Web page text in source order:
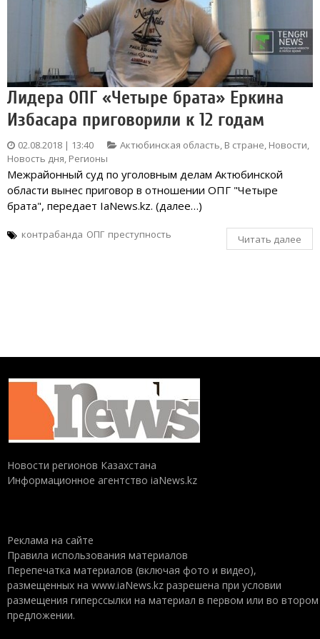
Лидера ОПГ «Четыре брата» Еркина
Избасара приговорили к 12 годам
02.08.2018 | 13:40 Актюбинская область, В стране, Новости,
Новость дня, Регионы
Межрайонный суд по уголовным делам Актюбинской
области вынес приговор в отношении ОПГ "Четыре
брата", передает IaNews.kz. (далее…)
контрабанда ОПГ преступность Читать далее
Новости регионов Казахстана
Информационное агентство iaNews.kz
Реклама на сайте
Правила использования материалов
Перепечатка материалов (включая фото и видео),
размещенных на www.iaNews.kz разрешена при условии
размещения гиперссылки на материал в первом или во втором
предложении.